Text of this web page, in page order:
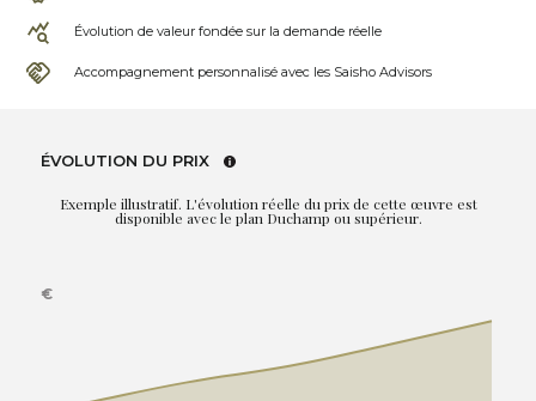
Évolution de valeur fondée sur la demande réelle
Accompagnement personnalisé avec les Saisho Advisors
ÉVOLUTION DU PRIX
Exemple illustratif. L'évolution réelle du prix de cette œuvre est
disponible avec le plan Duchamp ou supérieur.